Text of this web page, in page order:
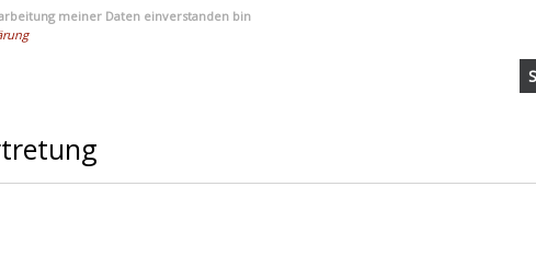
meiner Daten einverstanden bin